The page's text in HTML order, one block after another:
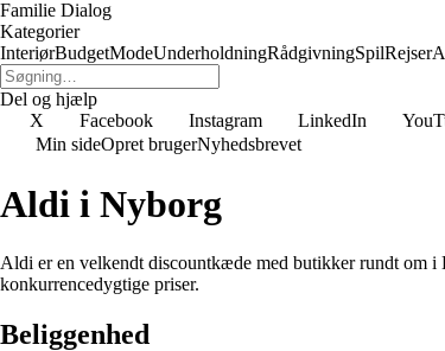
Familie Dialog
Kategorier
InteriørBudgetModeUnderholdningRådgivningSpilRejser
Del og hjælp
X
Facebook Instagram LinkedIn
Min sideOpret brugerNyhedsbrevet
Aldi i Nyborg
Aldi er en velkendt discountkæde med butikker rundt om
konkurrencedygtige priser.
Beliggenhed